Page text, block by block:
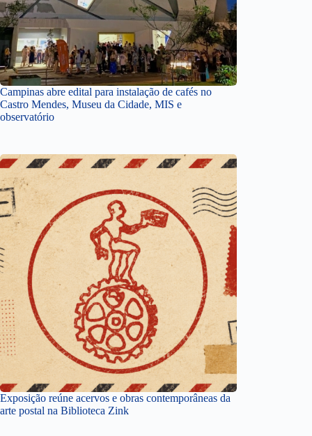
Campinas abre edital para instalação de cafés no
Castro Mendes, Museu da Cidade, MIS e
observatório
Exposição reúne acervos e obras contemporâneas da
arte postal na Biblioteca Zink